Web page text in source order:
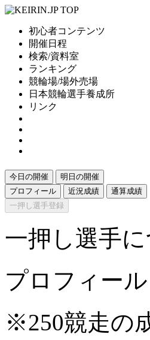
初心者コンテンツ
開催日程
検索/資料室
ランキング
競輪場/場外売場
日本競輪選手養成所
リンク
今日の開催
明日の開催
プロフィール
近況成績
通算成績
一押し選手登録
一押し選手
プロフィール
※250競走の